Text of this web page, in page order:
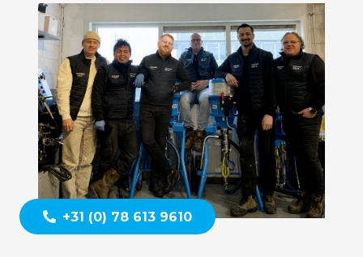
+31 (0) 78 613 9610